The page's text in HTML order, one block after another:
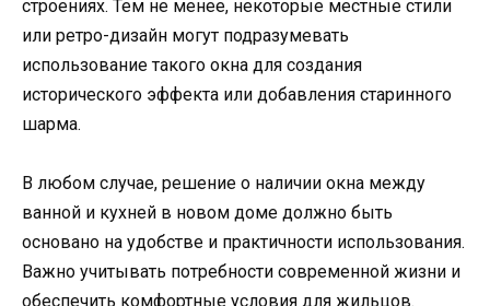
строениях. Тем не менее, некоторые местные стили
или ретро-дизайн могут подразумевать
использование такого окна для создания
исторического эффекта или добавления старинного
шарма.
В любом случае, решение о наличии окна между
ванной и кухней в новом доме должно быть
основано на удобстве и практичности использования.
Важно учитывать потребности современной жизни и
обеспечить комфортные условия для жильцов.